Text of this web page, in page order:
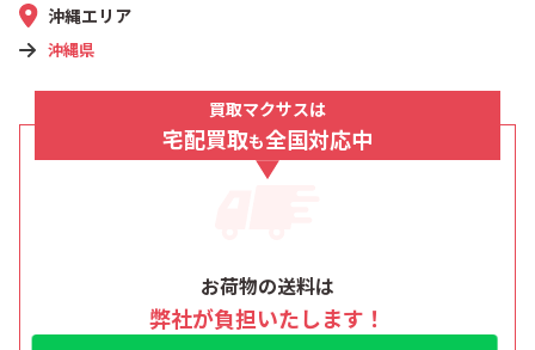
沖縄エリア
沖縄県
買取マクサスは
宅配買取も全国対応中
お荷物の送料は
弊社が負担いたします！